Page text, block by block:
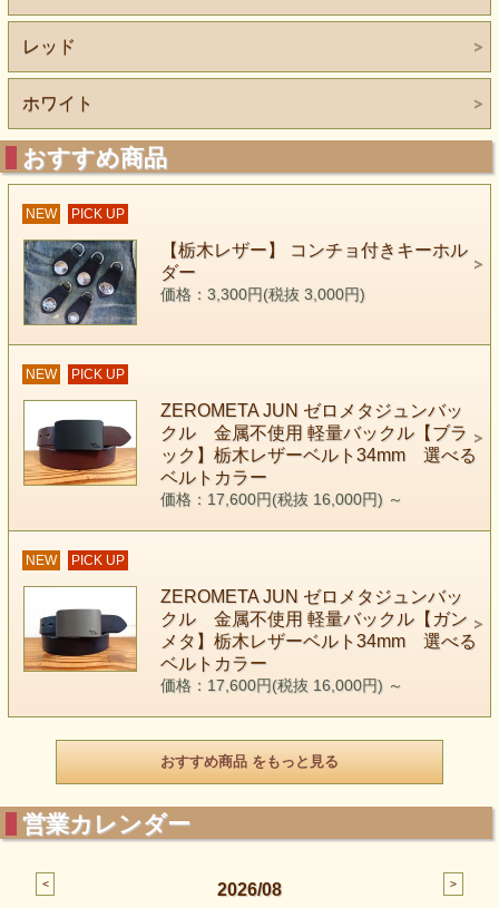
レッド
ホワイト
おすすめ商品
NEW PICK UP
【栃木レザー】 コンチョ付きキーホル
ダー
価格：3,300円(税抜 3,000円)
NEW PICK UP
ZEROMETA JUN ゼロメタジュンバッ
クル 金属不使用 軽量バックル【ブラ
ック】栃木レザーベルト34mm 選べる
ベルトカラー
価格：17,600円(税抜 16,000円) ～
NEW PICK UP
ZEROMETA JUN ゼロメタジュンバッ
クル 金属不使用 軽量バックル【ガン
メタ】栃木レザーベルト34mm 選べる
ベルトカラー
価格：17,600円(税抜 16,000円) ～
おすすめ商品 をもっと見る
営業カレンダー
2026/08